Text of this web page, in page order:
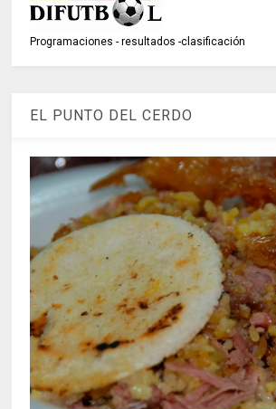
Programaciones - resultados -clasificación
EL PUNTO DEL CERDO